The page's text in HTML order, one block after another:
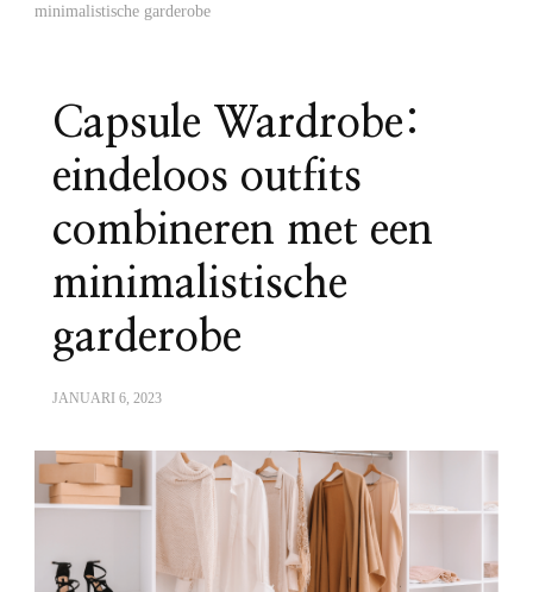
minimalistische garderobe
Capsule Wardrobe:
eindeloos outfits
combineren met een
minimalistische
garderobe
JANUARI 6, 2023